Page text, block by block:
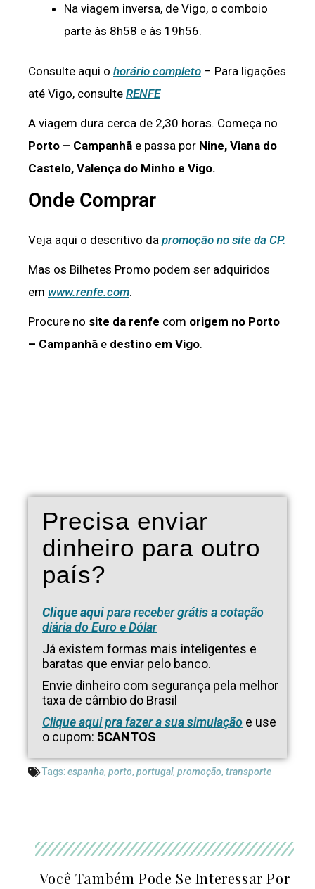
Na viagem inversa, de Vigo, o comboio
parte às 8h58 e às 19h56.
Consulte aqui o horário completo – Para ligações
até Vigo, consulte RENFE
A viagem dura cerca de 2,30 horas. Começa no
Porto – Campanhã e passa por Nine, Viana do
Castelo, Valença do Minho e Vigo.
Onde Comprar
Veja aqui o descritivo da promoção no site da CP.
Mas os Bilhetes Promo podem ser adquiridos
em www.renfe.com.
Procure no site da renfe com origem no Porto
– Campanhã e destino em Vigo.
Precisa enviar
dinheiro para outro
país?
Clique aquipara receber grátis a cotação
diária do Euro e Dólar
Já existem formas mais inteligentes e
baratas que enviar pelo banco.
Envie dinheiro com segurança pela melhor
taxa de câmbio do Brasil
Clique aqui pra fazer a sua simulação e use
o cupom: 5CANTOS
Tags: espanha, porto, portugal, promoção, transporte
Você Também Pode Se Interessar Por